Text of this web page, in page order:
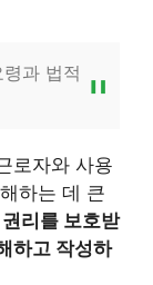
과 법적
로자와 사용
하는 데 큰
리를 보호받
하고 작성하